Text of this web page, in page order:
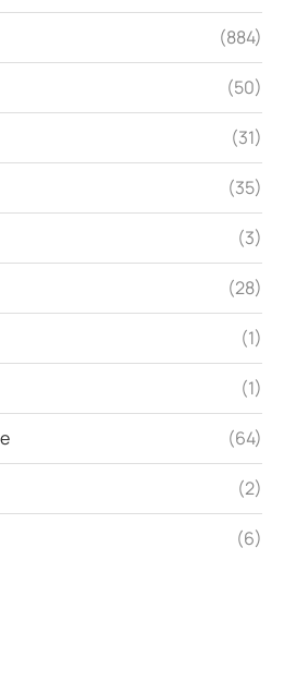
(884)
(50)
(31)
(35)
(3)
(28)
(1)
(1)
(64)
(2)
(6)